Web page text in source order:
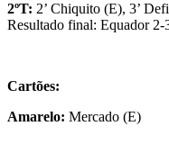
2ºT: 2’ Chiquito (E), 3’
Resultado final: Equador 2-
Cartões:
Amarelo: Mercado (E)